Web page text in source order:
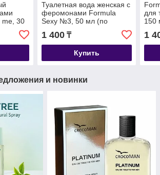
me, 30
Туалетная вода женская с
феромонами Formula
Sexy №3, 50 мл (по
мотивам Moon Sparkle
(Escada)
1 400₸
Купить
для
150
1
и новинки